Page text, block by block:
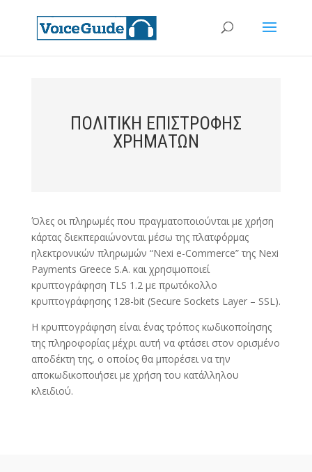
ΠΟΛΙΤΙΚΗ ΕΠΙΣΤΡΟΦΗΣ
ΧΡΗΜΑΤΩΝ
Όλες οι πληρωμές που πραγματοποιούνται με χρήση
κάρτας διεκπεραιώνονται μέσω της πλατφόρμας
ηλεκτρονικών πληρωμών “Nexi e-Commerce” της Nexi
Payments Greece S.A. και χρησιμοποιεί
κρυπτογράφηση TLS 1.2 με πρωτόκολλο
κρυπτογράφησης 128-bit (Secure Sockets Layer – SSL).
Η κρυπτογράφηση είναι ένας τρόπος κωδικοποίησης
της πληροφορίας μέχρι αυτή να φτάσει στον ορισμένο
αποδέκτη της, ο οποίος θα μπορέσει να την
αποκωδικοποιήσει με χρήση του κατάλληλου
κλειδιού.